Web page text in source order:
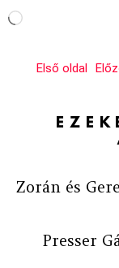
Első oldal
Zorán és
Presser